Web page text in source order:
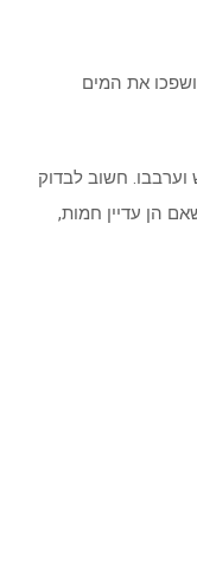
ושפכו את המים
וערבבו. חשוב לבדוק
הן עדיין חמות,